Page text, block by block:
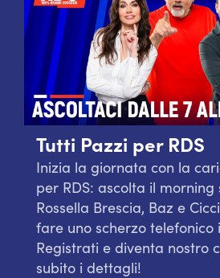
Tutti Pazzi per RDS
Inizia la giornata con la
per RDS: ascolta il morning
Rossella Brescia, Baz e
fare uno scherzo telefonico
Registrati e diventa nostro
subito i dettagli!